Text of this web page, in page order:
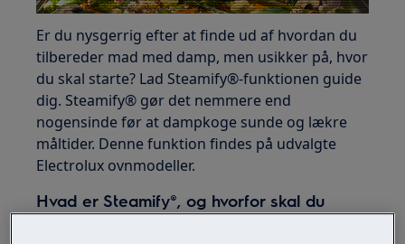
Er du nysgerrig efter at finde ud af hvordan du
tilbereder mad med damp, men usikker på, hvor
du skal starte? Lad Steamify®-funktionen guide
dig. Steamify® gør det nemmere end
nogensinde før at dampkoge sunde og lækre
måltider. Denne funktion findes på udvalgte
Electrolux ovnmodeller.
Hvad er Steamify®, og hvorfor skal du
bruge funktionen?